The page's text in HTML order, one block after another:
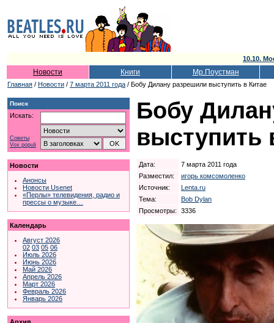
10.10.
Новости Книги Мр.Поустман
Главная / Новости / 7 марта 2011 года / Бобу Дилану разрешили выступить в Китае
Поиск
Искать:
Советы
Vox populi
Новости
Анонсы
Новости Usenet
«Перлы» телевидения, радио и
прессы о музыке…
Календарь
Август 2026
02 03 05 06
Июль 2026
Июнь 2026
Май 2026
Апрель 2026
Март 2026
Февраль 2026
Январь 2026
Бобу
выступить
Дата:
7 марта 2011 года
Разместил:
игорь комсомоленко
Источник:
Lenta.ru
Тема:
Bob Dylan
Просмотры:
3336